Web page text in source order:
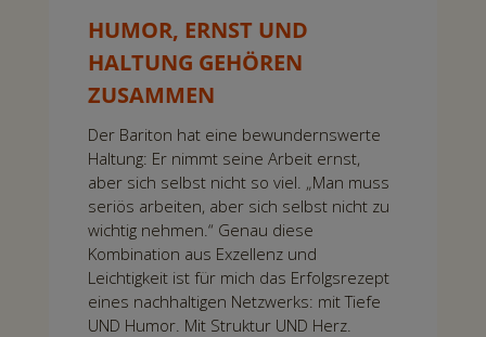
HUMOR, ERNST UND
HALTUNG GEHÖREN
ZUSAMMEN
Der Bariton hat eine bewundernswerte
Haltung: Er nimmt seine Arbeit ernst,
aber sich selbst nicht so viel. „Man muss
seriös arbeiten, aber sich selbst nicht zu
wichtig nehmen.“ Genau diese
Kombination aus Exzellenz und
Leichtigkeit ist für mich das Erfolgsrezept
eines nachhaltigen Netzwerks: mit Tiefe
UND Humor. Mit Struktur UND Herz.